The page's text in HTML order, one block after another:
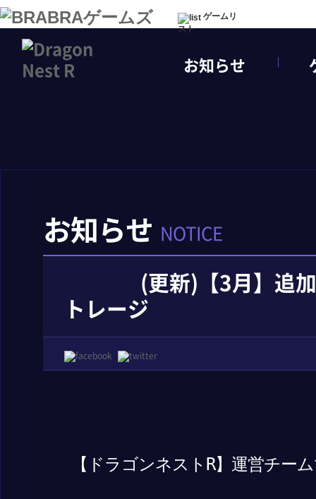
ゲームリ
スト
お知らせ
お知らせ NOTICE
(更新)【3月】追
トレージ
【ドラゴンネストR】運営チー